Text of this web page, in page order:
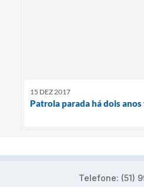
15 DEZ 2017
Patrola parada há dois
Telefone: (51)